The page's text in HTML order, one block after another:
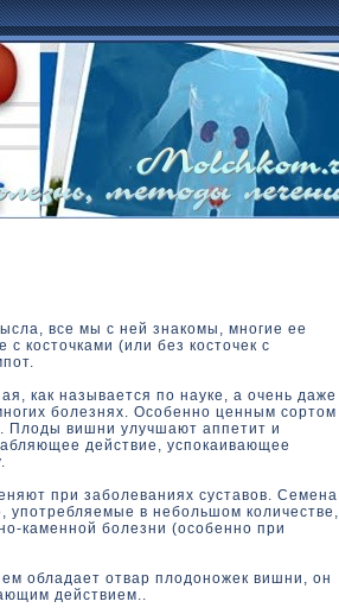
все мы с ней знакомы, многие ее
косточками (или без косточек с
как называется по науке, а очень даже
болезнях. Особенно ценным сортом
Плоды вишни улучшают аппетит и
действие, успокаивающее
при заболеваниях суставов. Семена
употребляемые в небольшом количестве,
каменной болезни (особенно при
обладает отвар плодоножек вишни, он
действием..